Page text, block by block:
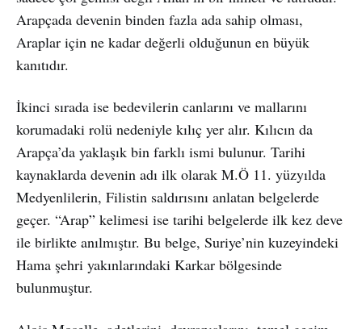
Arapçada devenin binden fazla ada sahip olması,
Araplar için ne kadar değerli olduğunun en büyük
kanıtıdır.
İkinci sırada ise bedevilerin canlarını ve mallarını
korumadaki rolü nedeniyle kılıç yer alır. Kılıcın da
Arapça’da yaklaşık bin farklı ismi bulunur. Tarihi
kaynaklarda devenin adı ilk olarak M.Ö 11. yüzyılda
Medyenlilerin, Filistin saldırısını anlatan belgelerde
geçer. “Arap” kelimesi ise tarihi belgelerde ilk kez deve
ile birlikte anılmıştır. Bu belge, Suriye’nin kuzeyindeki
Hama şehri yakınlarındaki Karkar bölgesinde
bulunmuştur.